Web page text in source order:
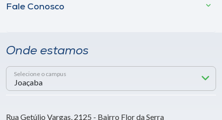
Fale Conosco
Onde estamos
Selecione o campus
Rua Getúlio Vargas, 2125 - Bairro Flor da Serra